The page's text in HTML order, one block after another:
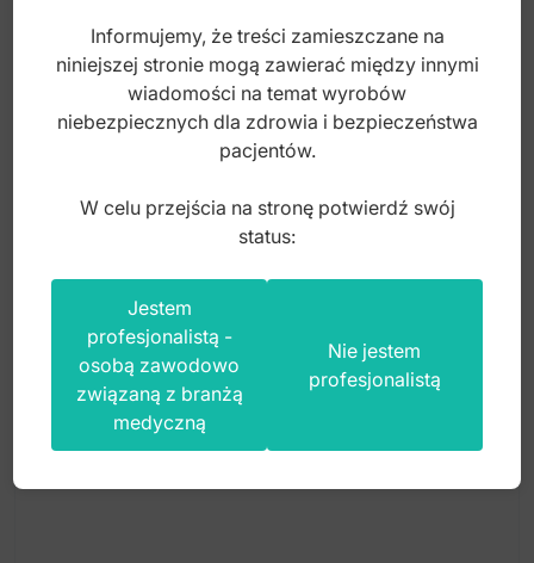
Index: DO.952.090
Informujemy, że treści zamieszczane na
niniejszej stronie mogą zawierać między innymi
wiadomości na temat wyrobów
niebezpiecznych dla zdrowia i bezpieczeństwa
pacjentów.
W celu przejścia na stronę potwierdź swój
status:
Jestem
profesjonalistą -
osobą zawodowo
związaną z branżą
medyczną
Nie jestem
profesjonalistą